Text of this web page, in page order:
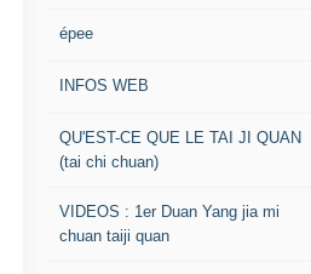
épee
INFOS WEB
QU'EST-CE QUE LE TAI JI QUAN
(tai chi chuan)
VIDEOS : 1er Duan Yang jia mi
chuan taiji quan